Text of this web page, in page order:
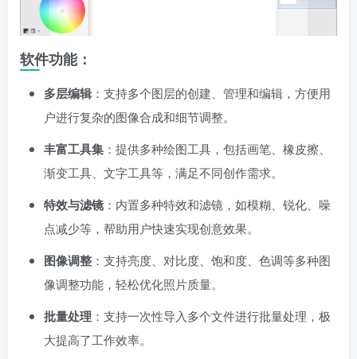
软件功能：
多层编辑：支持多个图层的创建、管理和编辑，方便用
户进行复杂的图像合成和细节调整。
丰富工具集 ：提供多种绘图工具，包括画笔、橡皮擦、
渐变工具、文字工具等，满足不同创作需求。
特效与滤镜 ：内置多种特效和滤镜，如模糊、锐化、噪
点减少等，帮助用户快速实现创意效果。
图像调整 ：支持亮度、对比度、饱和度、色调等多种图
像调整功能，轻松优化照片质量。
批量处理 ：支持一次性导入多个文件进行批量处理，极
大提高了工作效率。